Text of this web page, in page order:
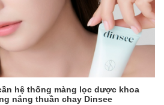
hệ thống màng lọc dược khoa
nắng thuần chay Dinsee